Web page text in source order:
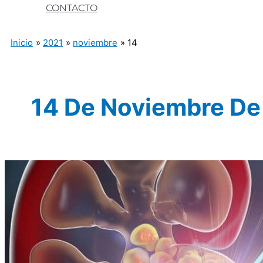
CONTACTO
Inicio 2021 noviembre 14
14 De Noviembre